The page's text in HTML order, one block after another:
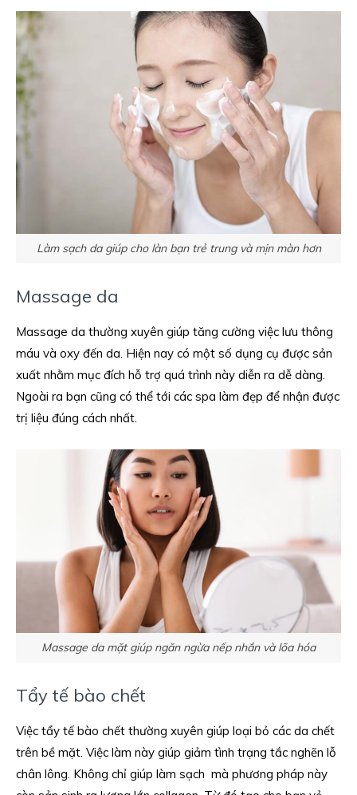
Làm sạch da giúp cho làn bạn trẻ trung và mịn màn hơn
Massage da
Massage da thường xuyên giúp tăng cường việc lưu thông
máu và oxy đến da. Hiện nay có một số dụng cụ được sản
xuất nhằm mục đích hỗ trợ quá trình này diễn ra dễ dàng.
Ngoài ra bạn cũng có thể tới các spa làm đẹp để nhận được
trị liệu đúng cách nhất.
Massage da mặt giúp ngăn ngừa nếp nhắn và lõa hóa
Tẩy tế bào chết
Việc tẩy tế bào chết thường xuyên giúp loại bỏ các da chết
trên bề mặt. Việc làm này giúp giảm tình trạng tắc nghẽn lỗ
chân lông. Không chỉ giúp làm sạch mà phương pháp này